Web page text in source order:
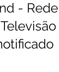
- Rede